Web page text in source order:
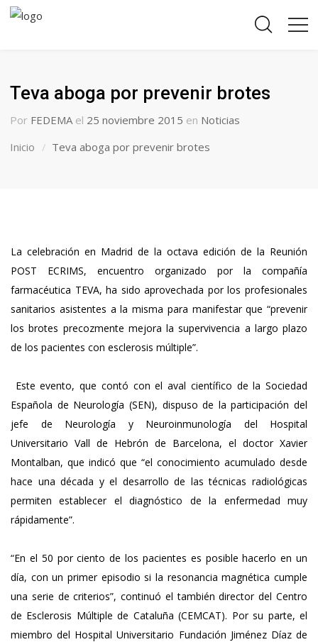
Teva aboga por prevenir brotes
Por FEDEMA el 25 noviembre 2015 en Noticias
Inicio
Teva aboga por prevenir brotes
La celebración en Madrid de la octava edición de la Reunión
POST ECRIMS, encuentro organizado por la compañía
farmacéutica TEVA, ha sido aprovechada por los profesionales
sanitarios asistentes a la misma para manifestar que “prevenir
los brotes precozmente mejora la supervivencia a largo plazo
de los pacientes con esclerosis múltiple”.
Este evento, que contó con el aval científico de la Sociedad
Española de Neurología (SEN), dispuso de la participación del
jefe de Neurología y Neuroinmunología del Hospital
Universitario Vall de Hebrón de Barcelona, el doctor Xavier
Montalban, que indicó que “el conocimiento acumulado desde
hace una década y el desarrollo de las técnicas radiológicas
permiten establecer el diagnóstico de la enfermedad muy
rápidamente”.
“En el 50 por ciento de los pacientes es posible hacerlo en un
día, con un primer episodio si la resonancia magnética cumple
una serie de criterios”, continuó el también director del Centro
de Esclerosis Múltiple de Cataluña (CEMCAT). Por su parte, el
miembro del Hospital Universitario Fundación Jiménez Díaz de